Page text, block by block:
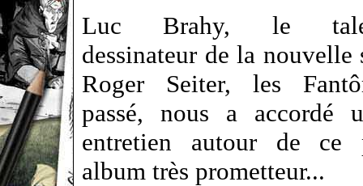
Luc Brahy, le
dessinateur de la nouvelle
Roger Seiter, les
passé, nous a accordé
entretien autour de ce
album très prometteur...